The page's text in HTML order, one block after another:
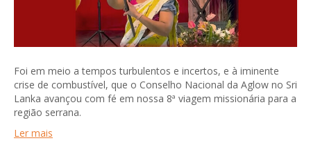
Foi em meio a tempos turbulentos e incertos, e à iminente
crise de combustível, que o Conselho Nacional da Aglow no Sri
Lanka avançou com fé em nossa 8ª viagem missionária para a
região serrana.
Ler mais